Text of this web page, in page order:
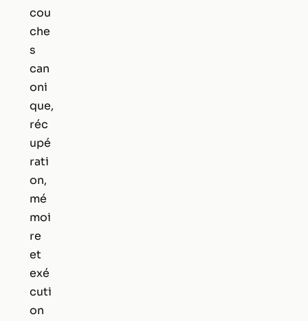
cou
che
s
can
oni
que,
réc
upé
rati
on,
mé
moi
re
et
exé
cuti
on